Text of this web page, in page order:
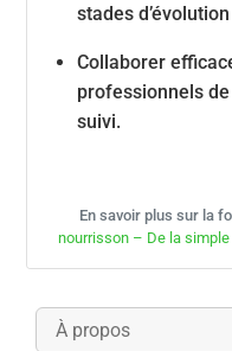
stades
Collaborer
professionnels
suivi.
En savoir plus sur la
nourrisson – De la